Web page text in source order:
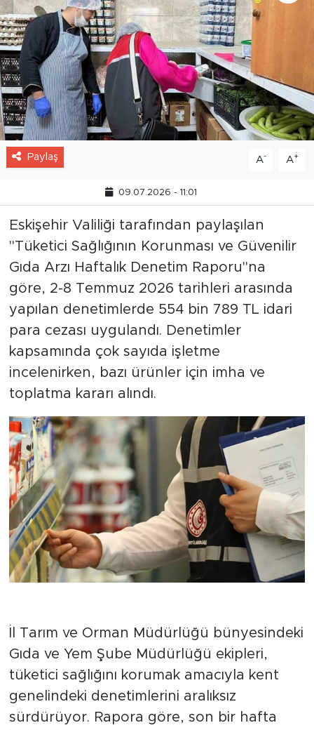
Paylaş A- A+
09.07.2026 - 11:01
Eskişehir Valiliği tarafından paylaşılan
"Tüketici Sağlığının Korunması ve Güvenilir
Gıda Arzı Haftalık Denetim Raporu"na
göre, 2-8 Temmuz 2026 tarihleri arasında
yapılan denetimlerde 554 bin 789 TL idari
para cezası uygulandı. Denetimler
kapsamında çok sayıda işletme
incelenirken, bazı ürünler için imha ve
toplatma kararı alındı.
İl Tarım ve Orman Müdürlüğü bünyesindeki
Gıda ve Yem Şube Müdürlüğü ekipleri,
tüketici sağlığını korumak amacıyla kent
genelindeki denetimlerini aralıksız
sürdürüyor. Rapora göre, son bir hafta